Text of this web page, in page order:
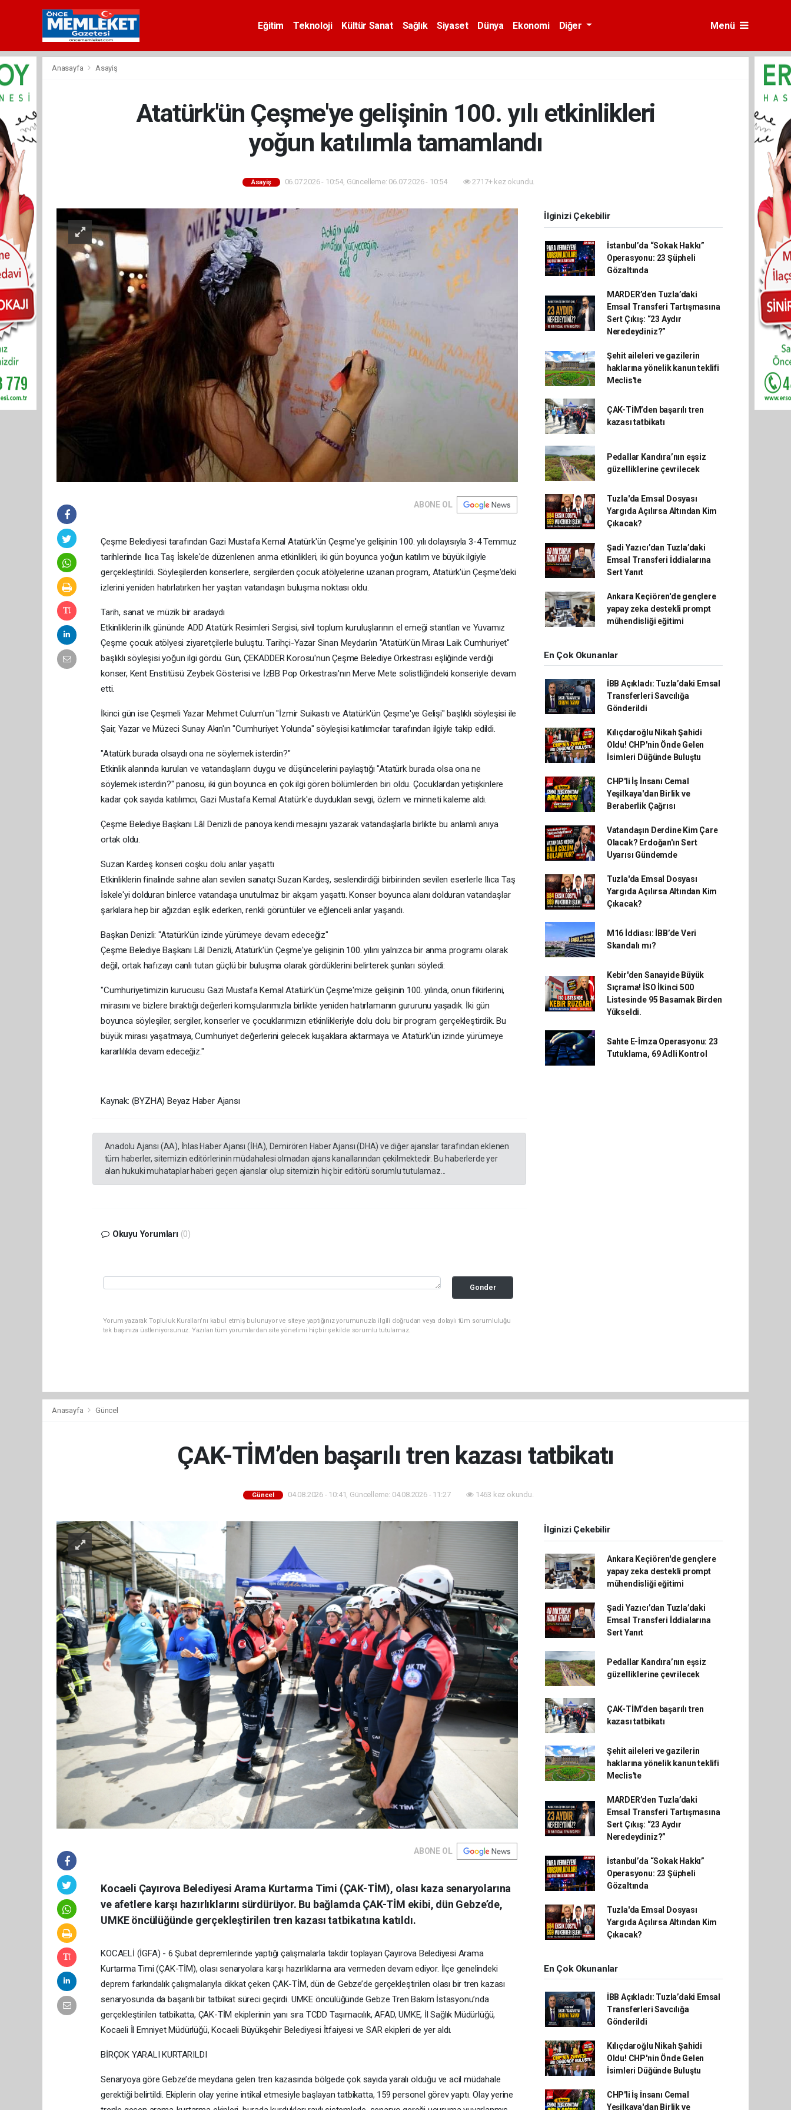
Eğitim Teknoloji Kültür Sanat Sağlık Siyaset Dünya Ekonomi Diğer Menü
Anasayfa Asayiş
Atatürk'ün Çeşme'ye gelişinin 100. yılı etkinlikleri
yoğun katılımla tamamlandı
Asayiş 06.07.2026 - 10:54, Güncelleme: 06.07.2026 - 10:54 2717+ kez okundu.
ABONE OL
Çeşme Belediyesi tarafından Gazi Mustafa Kemal Atatürk'ün Çeşme'ye gelişinin 100. yılı dolayısıyla 3-4 Temmuz
tarihlerinde Ilıca Taş İskele'de düzenlenen anma etkinlikleri, iki gün boyunca yoğun katılım ve büyük ilgiyle
gerçekleştirildi. Söyleşilerden konserlere, sergilerden çocuk atölyelerine uzanan program, Atatürk'ün Çeşme'deki
izlerini yeniden hatırlatırken her yaştan vatandaşın buluşma noktası oldu.
Tarih, sanat ve müzik bir aradaydı
Etkinliklerin ilk gününde ADD Atatürk Resimleri Sergisi, sivil toplum kuruluşlarının el emeği stantları ve Yuvamız
Çeşme çocuk atölyesi ziyaretçilerle buluştu. Tarihçi-Yazar Sinan Meydan'ın "Atatürk'ün Mirası Laik Cumhuriyet"
başlıklı söyleşisi yoğun ilgi gördü. Gün, ÇEKADDER Korosu'nun Çeşme Belediye Orkestrası eşliğinde verdiği
konser, Kent Enstitüsü Zeybek Gösterisi ve İzBB Pop Orkestrası'nın Merve Mete solistliğindeki konseriyle devam
etti.
İkinci gün ise Çeşmeli Yazar Mehmet Culum'un "İzmir Suikastı ve Atatürk'ün Çeşme'ye Gelişi" başlıklı söyleşisi ile
Şair, Yazar ve Müzeci Sunay Akın'ın "Cumhuriyet Yolunda" söyleşisi katılımcılar tarafından ilgiyle takip edildi.
"Atatürk burada olsaydı ona ne söylemek isterdin?"
Etkinlik alanında kurulan ve vatandaşların duygu ve düşüncelerini paylaştığı "Atatürk burada olsa ona ne
söylemek isterdin?" panosu, iki gün boyunca en çok ilgi gören bölümlerden biri oldu. Çocuklardan yetişkinlere
kadar çok sayıda katılımcı, Gazi Mustafa Kemal Atatürk'e duydukları sevgi, özlem ve minneti kaleme aldı.
Çeşme Belediye Başkanı Lâl Denizli de panoya kendi mesajını yazarak vatandaşlarla birlikte bu anlamlı anıya
ortak oldu.
Suzan Kardeş konseri coşku dolu anlar yaşattı
Etkinliklerin finalinde sahne alan sevilen sanatçı Suzan Kardeş, seslendirdiği birbirinden sevilen eserlerle Ilıca Taş
İskele'yi dolduran binlerce vatandaşa unutulmaz bir akşam yaşattı. Konser boyunca alanı dolduran vatandaşlar
şarkılara hep bir ağızdan eşlik ederken, renkli görüntüler ve eğlenceli anlar yaşandı.
Başkan Denizli: "Atatürk'ün izinde yürümeye devam edeceğiz"
Çeşme Belediye Başkanı Lâl Denizli, Atatürk'ün Çeşme'ye gelişinin 100. yılını yalnızca bir anma programı olarak
değil, ortak hafızayı canlı tutan güçlü bir buluşma olarak gördüklerini belirterek şunları söyledi:
"Cumhuriyetimizin kurucusu Gazi Mustafa Kemal Atatürk'ün Çeşme'mize gelişinin 100. yılında, onun fikirlerini,
mirasını ve bizlere bıraktığı değerleri komşularımızla birlikte yeniden hatırlamanın gururunu yaşadık. İki gün
boyunca söyleşiler, sergiler, konserler ve çocuklarımızın etkinlikleriyle dolu dolu bir program gerçekleştirdik. Bu
büyük mirası yaşatmaya, Cumhuriyet değerlerini gelecek kuşaklara aktarmaya ve Atatürk'ün izinde yürümeye
kararlılıkla devam edeceğiz."
Kaynak: (BYZHA) Beyaz Haber Ajansı
Anadolu Ajansı (AA), İhlas Haber Ajansı (İHA), Demirören Haber Ajansı (DHA) ve diğer ajanslar tarafından eklenen
tüm haberler, sitemizin editörlerinin müdahalesi olmadan ajans kanallarından çekilmektedir. Bu haberlerde yer
alan hukuki muhataplar haberi geçen ajanslar olup sitemizin hiç bir editörü sorumlu tutulamaz...
Okuyu Yorumları (0)
Gonder
Yorum yazarak Topluluk Kuralları’nı kabul etmiş bulunuyor ve siteye yaptığınız yorumunuzla ilgili doğrudan veya dolaylı tüm sorumluluğu
tek başınıza üstleniyorsunuz. Yazılan tüm yorumlardan site yönetimi hiçbir şekilde sorumlu tutulamaz.
İlginizi Çekebilir
İstanbul’da “Sokak Hakkı”
Operasyonu: 23 Şüpheli
Gözaltında
MARDER’den Tuzla’daki
Emsal Transferi Tartışmasına
Sert Çıkış: “23 Aydır
Neredeydiniz?”
Şehit aileleri ve gazilerin
haklarına yönelik kanun teklifi
Meclis'te
ÇAK-TİM’den başarılı tren
kazası tatbikatı
Pedallar Kandıra’nın eşsiz
güzelliklerine çevrilecek
Tuzla'da Emsal Dosyası
Yargıda Açılırsa Altından Kim
Çıkacak?
Şadi Yazıcı’dan Tuzla’daki
Emsal Transferi İddialarına
Sert Yanıt
Ankara Keçiören'de gençlere
yapay zeka destekli prompt
mühendisliği eğitimi
En Çok Okunanlar
İBB Açıkladı: Tuzla’daki Emsal
Transferleri Savcılığa
Gönderildi
Kılıçdaroğlu Nikah Şahidi
Oldu! CHP'nin Önde Gelen
İsimleri Düğünde Buluştu
CHP'li İş İnsanı Cemal
Yeşilkaya'dan Birlik ve
Beraberlik Çağrısı
Vatandaşın Derdine Kim Çare
Olacak? Erdoğan'ın Sert
Uyarısı Gündemde
Tuzla'da Emsal Dosyası
Yargıda Açılırsa Altından Kim
Çıkacak?
M16 İddiası: İBB’de Veri
Skandalı mı?
Kebir'den Sanayide Büyük
Sıçrama! İSO İkinci 500
Listesinde 95 Basamak Birden
Yükseldi.
Sahte E-İmza Operasyonu: 23
Tutuklama, 69 Adli Kontrol
Anasayfa Güncel
ÇAK-TİM’den başarılı tren kazası tatbikatı
Güncel 04.08.2026 - 10:41, Güncelleme: 04.08.2026 - 11:27 1463 kez okundu.
ABONE OL
Kocaeli Çayırova Belediyesi Arama Kurtarma Timi (ÇAK-TİM), olası kaza senaryolarına
ve afetlere karşı hazırlıklarını sürdürüyor. Bu bağlamda ÇAK-TİM ekibi, dün Gebze’de,
UMKE öncülüğünde gerçekleştirilen tren kazası tatbikatına katıldı.
KOCAELİ (İGFA) - 6 Şubat depremlerinde yaptığı çalışmalarla takdir toplayan Çayırova Belediyesi Arama
Kurtarma Timi (ÇAK-TİM), olası senaryolara karşı hazırlıklarına ara vermeden devam ediyor. İlçe genelindeki
deprem farkındalık çalışmalarıyla dikkat çeken ÇAK-TİM, dün de Gebze’de gerçekleştirilen olası bir tren kazası
senaryosunda da başarılı bir tatbikat süreci geçirdi. UMKE öncülüğünde Gebze Tren Bakım İstasyonu’nda
gerçekleştirilen tatbikatta, ÇAK-TİM ekiplerinin yanı sıra TCDD Taşımacılık, AFAD, UMKE, İl Sağlık Müdürlüğü,
Kocaeli İl Emniyet Müdürlüğü, Kocaeli Büyükşehir Belediyesi İtfaiyesi ve SAR ekipleri de yer aldı.
BİRÇOK YARALI KURTARILDI
Senaryoya göre Gebze’de meydana gelen tren kazasında bölgede çok sayıda yaralı olduğu ve acil müdahale
gerektiği belirtildi. Ekiplerin olay yerine intikal etmesiyle başlayan tatbikatta, 159 personel görev yaptı. Olay yerine
İlginizi Çekebilir
Ankara Keçiören'de gençlere
yapay zeka destekli prompt
mühendisliği eğitimi
Şadi Yazıcı’dan Tuzla’daki
Emsal Transferi İddialarına
Sert Yanıt
Pedallar Kandıra’nın eşsiz
güzelliklerine çevrilecek
ÇAK-TİM’den başarılı tren
kazası tatbikatı
Şehit aileleri ve gazilerin
haklarına yönelik kanun teklifi
Meclis'te
MARDER’den Tuzla’daki
Emsal Transferi Tartışmasına
Sert Çıkış: “23 Aydır
Neredeydiniz?”
İstanbul’da “Sokak Hakkı”
Operasyonu: 23 Şüpheli
Gözaltında
Tuzla'da Emsal Dosyası
Yargıda Açılırsa Altından Kim
Çıkacak?
En Çok Okunanlar
İBB Açıkladı: Tuzla’daki Emsal
Transferleri Savcılığa
Gönderildi
Kılıçdaroğlu Nikah Şahidi
Oldu! CHP'nin Önde Gelen
İsimleri Düğünde Buluştu
CHP'li İş İnsanı Cemal
Yeşilkaya'dan Birlik ve